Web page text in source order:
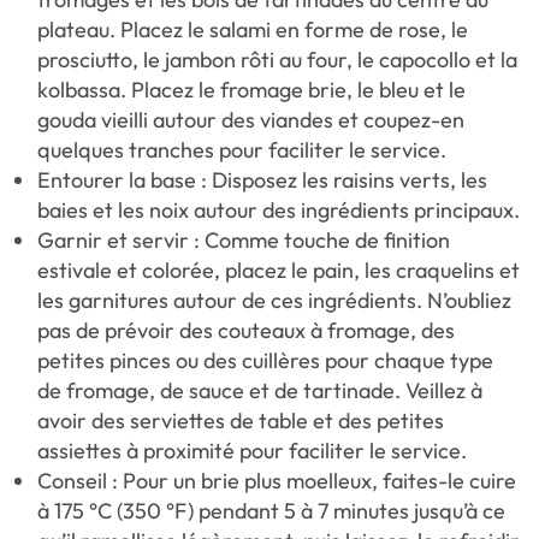
plateau. Placez le salami en forme de rose, le
prosciutto, le jambon rôti au four, le capocollo et la
kolbassa. Placez le fromage brie, le bleu et le
gouda vieilli autour des viandes et coupez-en
quelques tranches pour faciliter le service.
Entourer la base : Disposez les raisins verts, les
baies et les noix autour des ingrédients principaux.
Garnir et servir : Comme touche de finition
estivale et colorée, placez le pain, les craquelins et
les garnitures autour de ces ingrédients. N’oubliez
pas de prévoir des couteaux à fromage, des
petites pinces ou des cuillères pour chaque type
de fromage, de sauce et de tartinade. Veillez à
avoir des serviettes de table et des petites
assiettes à proximité pour faciliter le service.
Conseil : Pour un brie plus moelleux, faites-le cuire
à 175 °C (350 °F) pendant 5 à 7 minutes jusqu’à ce